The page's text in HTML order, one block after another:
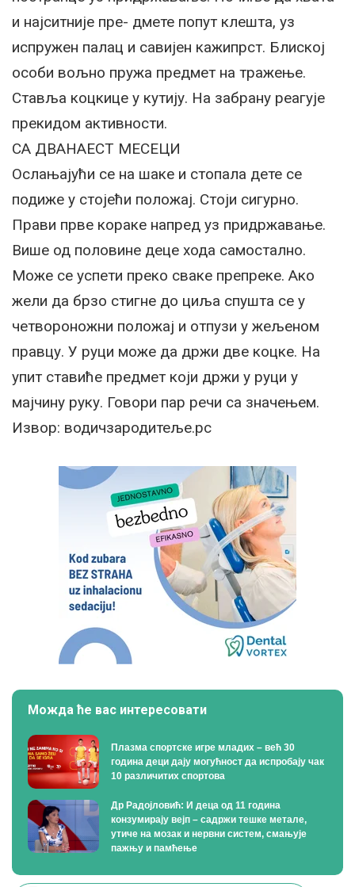
и најситније пре- дмете попут клешта, уз
испружен палац и савијен кажипрст. Блиској
особи вољно пружа предмет на тражење.
Ставља коцкице у кутију. На забрану реагује
прекидом активности.
СА ДВАНАЕСТ МЕСЕЦИ
Ослањајући се на шаке и стопала дете се
подиже у стојећи положај. Стоји сигурно.
Прави прве кораке напред уз придржавање.
Више од половине деце хода самостално.
Може се успети преко сваке препреке. Ако
жели да брзо стигне до циља спушта се у
четвороножни положај и отпузи у жељеном
правцу. У руци може да држи две коцке. На
упит ставиће предмет који држи у руци у
мајчину руку. Говори пар речи са значењем.
Извор: водичзародитеље.рс
Можда ће вас интересовати
Плазма спортске игре младих – већ 30
година деци дају могућност да испробају чак
10 различитих спортова
Др Радојловић: И деца од 11 година
конзумирају вејп – садржи тешке метале,
утиче на мозак и нервни систем, смањује
пажњу и памћење